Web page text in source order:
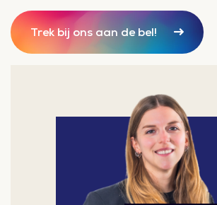
Trek bij ons aan de bel!